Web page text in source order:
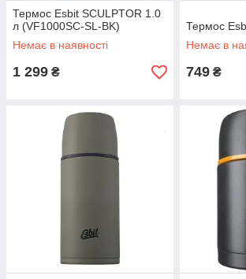
Термос Esbit SCULPTOR 1.0
л (VF1000SC-SL-BK)
Немає в наявності
1 299 ₴
Термос
Немає в
749 ₴